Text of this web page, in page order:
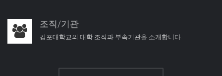
조직/기관
김포대학교의 대학 조직과 부속기관을 소개합니다.